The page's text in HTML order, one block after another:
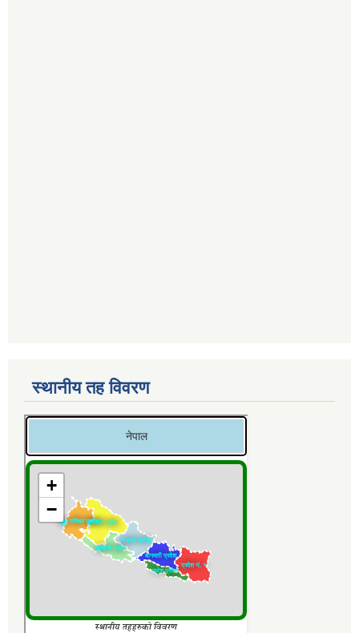
स्थानीय तह विवरण